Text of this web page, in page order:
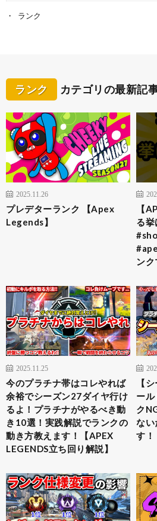
ランク
ランク カテゴリの最新記
2025.11.26
プレデターランク 【Apex
Legends】
【
る
ンク
2025.11.25
今のプラチナ帯はコレやれば
余裕でシーズン27ダイヤ行け
るよ！プラチナがやるべき動
き10選！実践解説でランクの
動き方教えます！【APEX
LEGENDS立ち回り解説】
【
ー
ク
ない
す！